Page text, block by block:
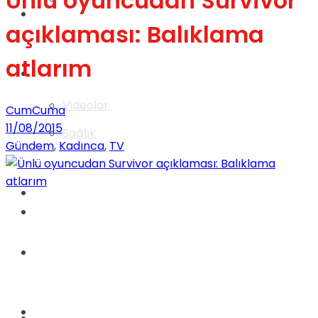
Videolar
Gündem
Yaşam
Sağlık
açıklaması: Balıklama
atlarım
CumCuma
11/08/2015
Gündem, Kadınca, TV